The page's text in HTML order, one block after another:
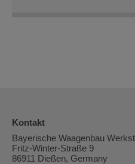
Kontakt
Bayerische Waagenbau
Fritz-Winter-Straße 9
86911 Dießen, Germany